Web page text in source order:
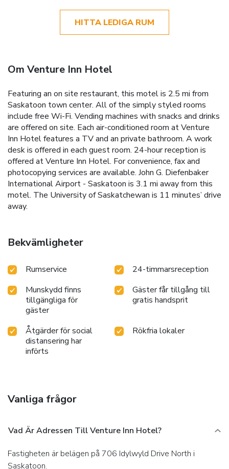
HITTA LEDIGA RUM
Om Venture Inn Hotel
Featuring an on site restaurant, this motel is 2.5 mi from
Saskatoon town center. All of the simply styled rooms
include free Wi-Fi. Vending machines with snacks and drinks
are offered on site. Each air-conditioned room at Venture
Inn Hotel features a TV and an private bathroom. A work
desk is offered in each guest room. 24-hour reception is
offered at Venture Inn Hotel. For convenience, fax and
photocopying services are available. John G. Diefenbaker
International Airport - Saskatoon is 3.1 mi away from this
motel. The University of Saskatchewan is 11 minutes’ drive
away.
Bekvämligheter
Rumservice
24-timmarsreception
Munskydd finns
tillgängliga för
gäster
Gäster får tillgång till
gratis handsprit
Åtgärder för social
distansering har
införts
Rökfria lokaler
Vanliga frågor
Vad Är Adressen Till Venture Inn Hotel?
Fastigheten är belägen på 706 Idylwyld Drive North i
Saskatoon.